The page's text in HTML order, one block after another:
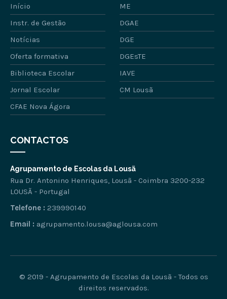
Início
ME
Instr. de Gestão
DGAE
Notícias
DGE
Oferta formativa
DGEsTE
Biblioteca Escolar
IAVE
Jornal Escolar
CM Lousã
CFAE Nova Ágora
CONTACTOS
Agrupamento de Escolas da Lousã
Rua Dr. Antonino Henriques, Lousã - Coimbra 3200-232
LOUSÃ - Portugal
Telefone : 239990140
Email : agrupamento.lousa@aglousa.com
© 2019 - Agrupamento de Escolas da Lousã - Todos os
direitos reservados.